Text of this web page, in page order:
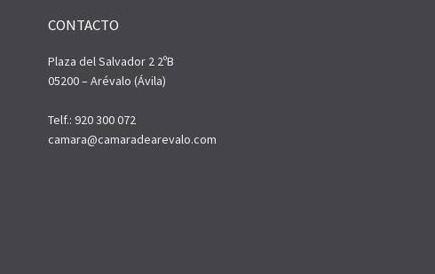
CONTACTO
Plaza del Salvador 2 2ºB
05200 – Arévalo (Ávila)
Telf.: 920 300 072
camara@camaradearevalo.com